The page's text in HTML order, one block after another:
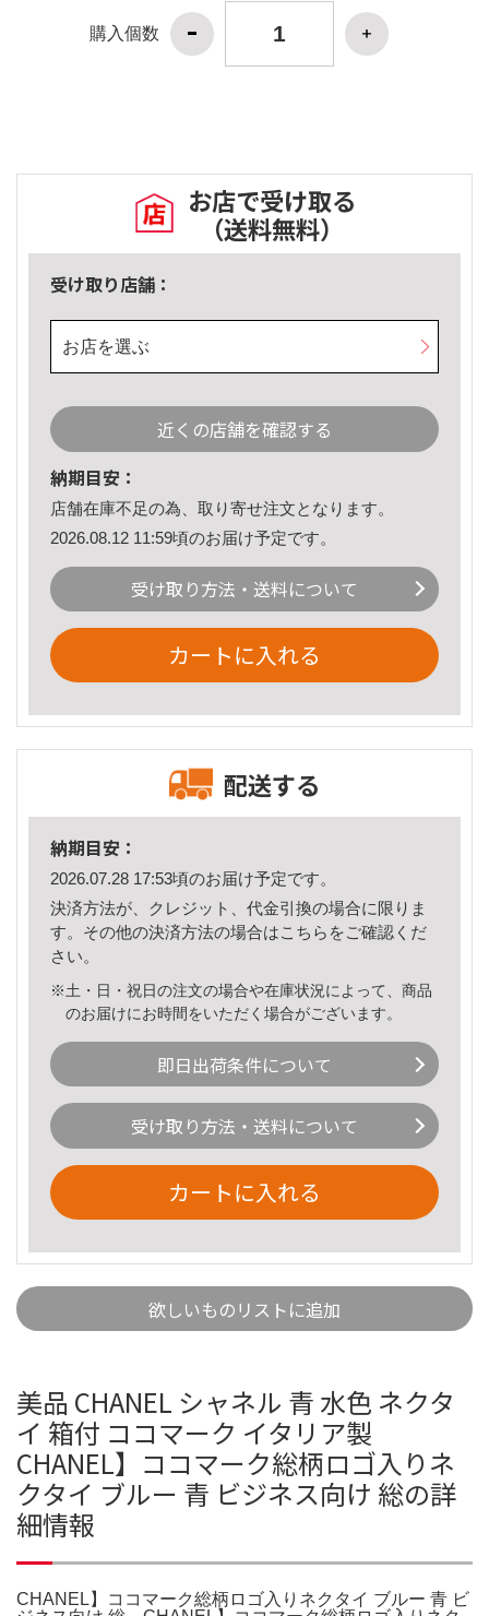
購入個数
お店で受け取る
（送料無料）
受け取り店舗：
お店を選ぶ
近くの店舗を確認する
納期目安：
店舗在庫不足の為、取り寄せ注文となります。
2026.08.12 11:59頃のお届け予定です。
受け取り方法・送料について
カートに入れる
配送する
納期目安：
2026.07.28 17:53頃のお届け予定です。
決済方法が、クレジット、代金引換の場合に限りま
す。その他の決済方法の場合はこちら をご確認くだ
さい。
※土・日・祝日の注文の場合や在庫状況によって、商品
のお届けにお時間をいただく場合がございます。
即日出荷条件について
受け取り方法・送料について
カートに入れる
欲しいものリストに追加
美品 CHANEL シャネル 青 水色 ネクタ
イ 箱付 ココマーク イタリア製
CHANEL】ココマーク総柄ロゴ入りネ
クタイ ブルー 青 ビジネス向け 総の詳
細情報
CHANEL】ココマーク総柄ロゴ入りネクタイ ブルー 青 ビ